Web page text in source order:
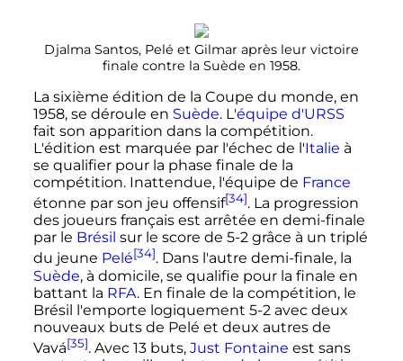
Djalma Santos, Pelé et Gilmar après leur victoire
finale contre la Suède en 1958.
La sixième édition de la Coupe du monde, en
1958, se déroule en Suède. L'équipe d'URSS
fait son apparition dans la compétition.
L'édition est marquée par l'échec de l'Italie à
se qualifier pour la phase finale de la
compétition. Inattendue, l'équipe de France
étonne par son jeu offensif[34]. La progression
des joueurs français est arrêtée en demi-finale
par le Brésil sur le score de 5-2 grâce à un triplé
du jeune Pelé[34]. Dans l'autre demi-finale, la
Suède, à domicile, se qualifie pour la finale en
battant la RFA. En finale de la compétition, le
Brésil l'emporte logiquement 5-2 avec deux
nouveaux buts de Pelé et deux autres de
Vavá[35]. Avec 13 buts, Just Fontaine est sans